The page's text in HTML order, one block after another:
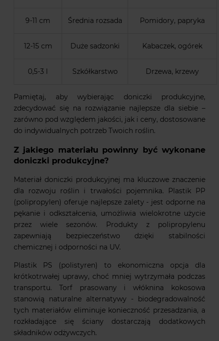
9-11 cm Średnia rozsada Pomidory, papryka
12-15 cm Duże sadzonki Kabaczek, ogórek
0,5-3 l Szkółkarstwo Drzewa, krzewy
Pamiętaj, aby wybierając doniczki produkcyjne,
zdecydować się na rozwiązanie najlepsze dla siebie –
zarówno pod względem jakości, jak i ceny, dostosowane
do indywidualnych potrzeb Twoich roślin.
Z jakiego materiału powinny być wykonane
doniczki produkcyjne?
Materiał doniczki produkcyjnej ma kluczowe znaczenie
dla rozwoju roślin i trwałości pojemnika. Plastik PP
(polipropylen) oferuje najlepsze zalety - jest odporne na
pękanie i odkształcenia, umożliwia wielokrotne użycie
przez wiele sezonów. Produkty z polipropylenu
zapewniają bezpieczeństwo dzięki stabilności
chemicznej i odporności na UV.
Plastik PS (polistyren) to ekonomiczna opcja dla
krótkotrwałej uprawy, choć mniej wytrzymała podczas
transportu. Torf prasowany i włóknina kokosowa
stanowią naturalne alternatywy - biodegradowalność
tych materiałów eliminuje konieczność przesadzania, a
rozkładające się ściany dostarczają dodatkowych
składników odżywczych.